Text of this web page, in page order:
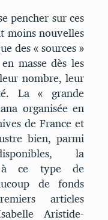
pencher sur ces
moins nouvelles
des « sources »
masse dès les
nombre, leur
La « grande
organisée en
de France et
bien, parmi
la
à ce type de
de fonds
articles
Aristide-